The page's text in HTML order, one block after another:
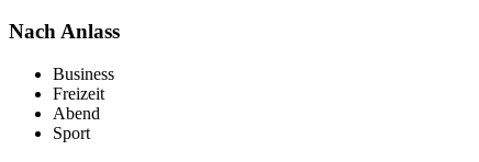
Nach Anlass
Business
Freizeit
Abend
Sport